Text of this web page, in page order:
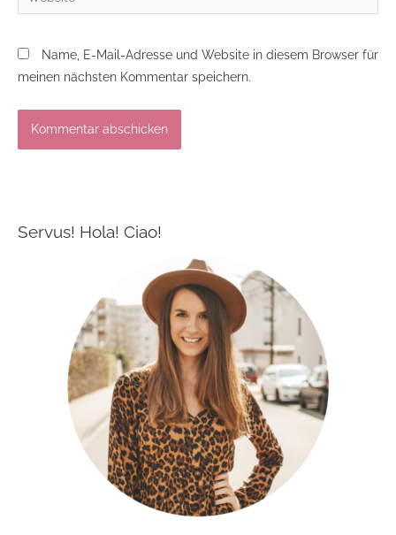
Name, E-Mail-Adresse und Website in diesem Browser für
meinen nächsten Kommentar speichern.
Servus! Hola! Ciao!